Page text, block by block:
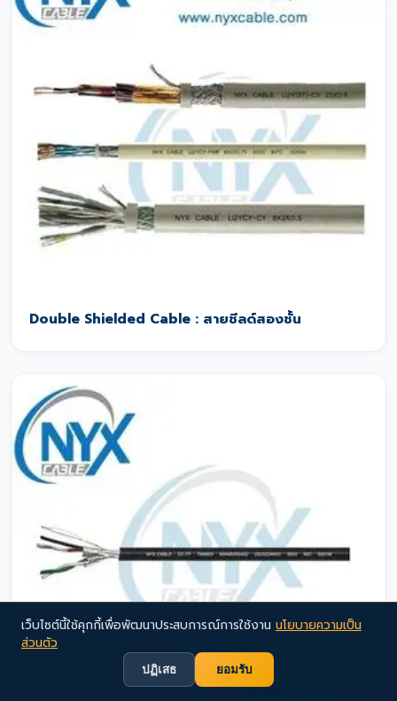
Double Shielded Cable : สายชีลด์สองชั้น
เว็บไซต์นี้ใช้คุกกี้เพื่อพัฒนาประสบการณ์การใช้งาน นโยบายความเป็น
ส่วนตัว
ปฏิเสธ ยอมรับ